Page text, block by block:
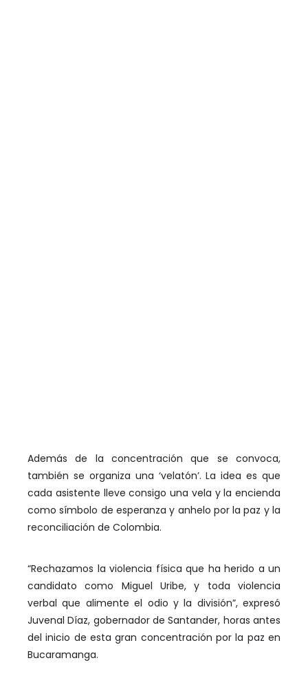
Además de la concentración que se convoca,
también se organiza una ‘velatón’. La idea es que
cada asistente lleve consigo una vela y la encienda
como símbolo de esperanza y anhelo por la paz y la
reconciliación de Colombia.
“Rechazamos la violencia física que ha herido a un
candidato como Miguel Uribe, y toda violencia
verbal que alimente el odio y la división”, expresó
Juvenal Díaz, gobernador de Santander, horas antes
del inicio de esta gran concentración por la paz en
Bucaramanga.